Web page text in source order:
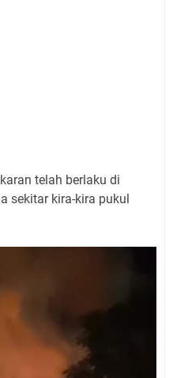
telah berlaku di
sekitar kira-kira pukul